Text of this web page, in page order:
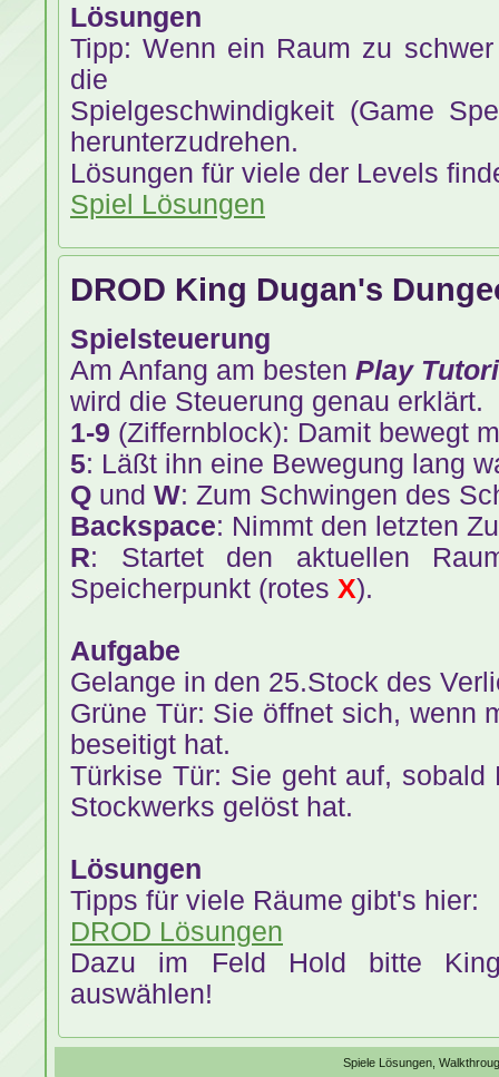
Lösungen
Tipp: Wenn ein Raum zu
die
Spielgeschwindigkeit (Game
herunterzudrehen.
Lösungen für viele der Levels
Spiel Lösungen
DROD King Dugan's
Spielsteuerung
Am Anfang am besten Play
wird die Steuerung genau erklärt.
1-9 (Ziffernblock): Damit bewegt
5: Läßt ihn eine Bewegung lang
Q und W: Zum Schwingen des
Backspace: Nimmt den letzten
R: Startet den aktuellen
Speicherpunkt (rotes X).
Aufgabe
Gelange in den 25.Stock des
Grüne Tür: Sie öffnet sich, wenn
beseitigt hat.
Türkise Tür: Sie geht auf, sobald
Stockwerks gelöst hat.
Lösungen
Tipps für viele Räume gibt's hier:
DROD Lösungen
Dazu im Feld Hold bitte
auswählen!
Spiele Lösungen,